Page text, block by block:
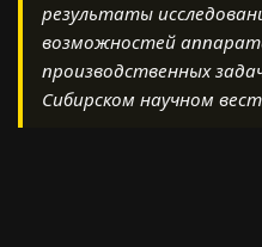
результаты
возможностей
производственных
Сибирском научном